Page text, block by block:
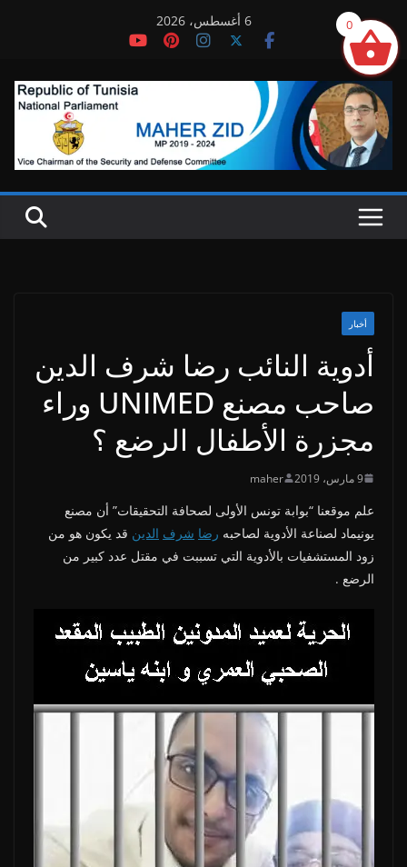
content
6 أغسطس، 2026
أخبار
أدوية النائب رضا شرف الدين
صاحب مصنع UNIMED وراء
مجزرة الأطفال الرضع ؟
9 مارس، 2019 maher
علم موقعنا “بوابة تونس الأولى لصحافة التحقيقات” أن مصنع
يونيماد لصناعة الأدوية لصاحبه رضا شرف الدين قد يكون هو من
زود المستشفيات بالأدوية التي تسببت في مقتل عدد كبير من
الرضع .
0